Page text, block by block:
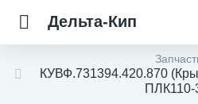
Дельта-Кип
КУВФ.731394.420.870
ПЛК110-